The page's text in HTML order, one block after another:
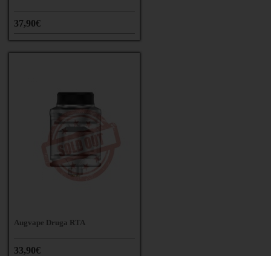
37,90€
Augvape Druga RTA
33,90€